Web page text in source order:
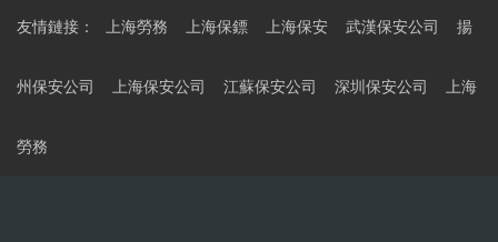
友情鏈接： 上海勞務 上海保鏢 上海保安 武漢保安公司 揚
州保安公司 上海保安公司 江蘇保安公司 深圳保安公司 上海
勞務